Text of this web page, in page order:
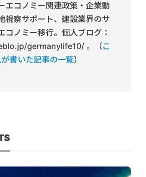
エコノミー関連政策・企業動
視察サポート、建設業界のサ
コノミー移行。個人ブログ：
germanylife10/ 。（こ
が書いた記事の一覧）